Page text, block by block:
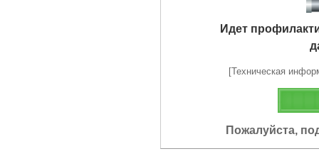
Идет
[Техническая
Пожалуйста,